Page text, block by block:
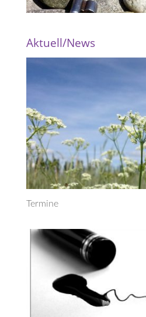
Aktuell/News
Termine